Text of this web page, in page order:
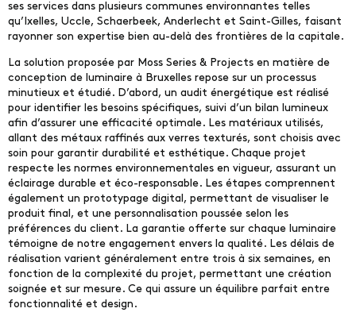
ses services dans plusieurs communes environnantes telles
qu’Ixelles, Uccle, Schaerbeek, Anderlecht et Saint-Gilles, faisant
rayonner son expertise bien au-delà des frontières de la capitale.
La solution proposée par Moss Series & Projects en matière de
conception de luminaire à Bruxelles repose sur un processus
minutieux et étudié. D’abord, un audit énergétique est réalisé
pour identifier les besoins spécifiques, suivi d’un bilan lumineux
afin d’assurer une efficacité optimale. Les matériaux utilisés,
allant des métaux raffinés aux verres texturés, sont choisis avec
soin pour garantir durabilité et esthétique. Chaque projet
respecte les normes environnementales en vigueur, assurant un
éclairage durable et éco-responsable. Les étapes comprennent
également un prototypage digital, permettant de visualiser le
produit final, et une personnalisation poussée selon les
préférences du client. La garantie offerte sur chaque luminaire
témoigne de notre engagement envers la qualité. Les délais de
réalisation varient généralement entre trois à six semaines, en
fonction de la complexité du projet, permettant une création
soignée et sur mesure. Ce qui assure un équilibre parfait entre
fonctionnalité et design.